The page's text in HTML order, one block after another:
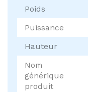
Poids
Puissance
Hauteur
Nom
générique
produit